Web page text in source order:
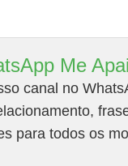
Me
canal no
para todos os